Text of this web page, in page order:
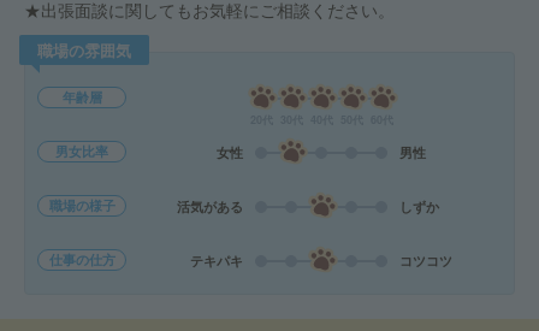
★出張面談に関してもお気軽にご相談ください。
職場の雰囲気
年齢層
男女比率 女性 男性
職場の様子 活気がある しずか
仕事の仕方 テキパキ コツコツ